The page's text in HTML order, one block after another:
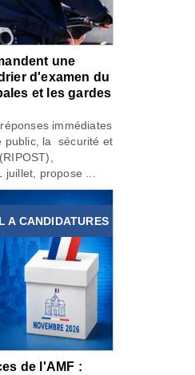
une
d'examen du
et les gardes
immédiates
public, la sécurité et
propose ...
A CANDIDATURES
de l'AMF :